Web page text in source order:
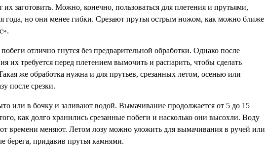
их заготовить. Можно, конечно, пользоваться для плетения и прутьями,
года, но они менее гибки. Срезают прутья острым ножом, как можно ближе
отлично гнутся без предварительной обработки. Однако после
их требуется перед плетением вымочить и распарить, чтобы сделать
же обработка нужна и для прутьев, срезанных летом, осенью или
после срезки.
или в бочку и заливают водой. Вымачивание продолжается от 5 до 15
как долго хранились срезанные побеги и насколько они высохли. Воду
времени меняют. Летом лозу можно уложить для вымачивания в ручей или
берега, придавив прутья камнями.